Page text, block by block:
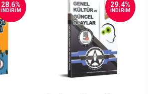
28.6%
İNDİRİM
29.4%
İNDİRİM